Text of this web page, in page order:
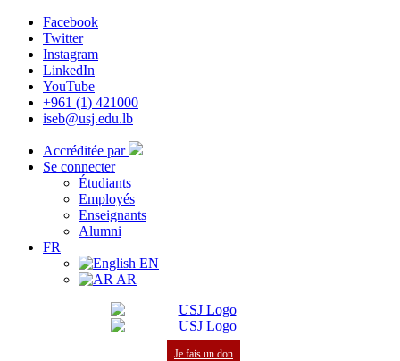
Facebook
Twitter
Instagram
LinkedIn
YouTube
+961 (1) 421000
iseb@usj.edu.lb
Accréditée par
Se connecter
Étudiants
Employés
Enseignants
Alumni
FR
EN
AR
Je fais un don